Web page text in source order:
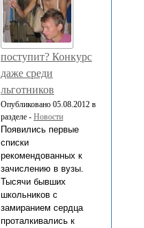
поступит? Конкурс
даже среди
льготников
Опубликовано 05.08.2012 в
разделе - Новости
Появились первые
списки
рекомендованных к
зачислению в вузы.
Тысячи бывших
школьников с
замиранием сердца
проталкивались к